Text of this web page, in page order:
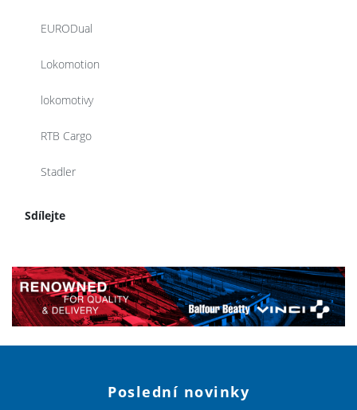
EURODual
Lokomotion
lokomotivy
RTB Cargo
Stadler
Sdílejte
Poslední novinky